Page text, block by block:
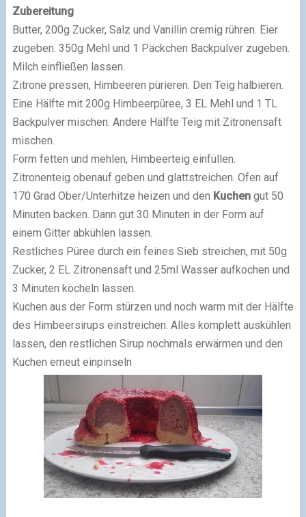
Zubereitung
Butter, 200g Zucker, Salz und Vanillin cremig rühren. Eier
zugeben. 350g Mehl und 1 Päckchen Backpulver zugeben.
Milch einfließen lassen.
Zitrone pressen, Himbeeren pürieren. Den Teig halbieren.
Eine Hälfte mit 200g Himbeerpüree, 3 EL Mehl und 1 TL
Backpulver mischen. Andere Hälfte Teig mit Zitronensaft
mischen.
Form fetten und mehlen, Himbeerteig einfüllen.
Zitronenteig obenauf geben und glattstreichen. Ofen auf
170 Grad Ober/Unterhitze heizen und den Kuchengut 50
Minuten backen. Dann gut 30 Minuten in der Form auf
einem Gitter abkühlen lassen.
Restliches Püree durch ein feines Sieb streichen, mit 50g
Zucker, 2 EL Zitronensaft und 25ml Wasser aufkochen und
3 Minuten köcheln lassen.
Kuchen aus der Form stürzen und noch warm mit der Hälfte
des Himbeersirups einstreichen. Alles komplett auskühlen
lassen, den restlichen Sirup nochmals erwärmen und den
Kuchen erneut einpinseln